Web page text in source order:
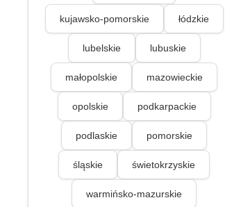
kujawsko-pomorskie łódzkie
lubelskie lubuskie
małopolskie mazowieckie
opolskie podkarpackie
podlaskie pomorskie
śląskie świetokrzyskie
warmińsko-mazurskie